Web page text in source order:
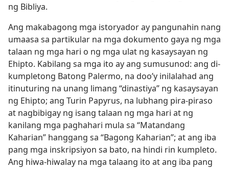
ng Bibliya.
Ang makabagong mga istoryador ay pangunahin nang
umaasa sa partikular na mga dokumento gaya ng mga
talaan ng mga hari o ng mga ulat ng kasaysayan ng
Ehipto. Kabilang sa mga ito ay ang sumusunod: ang di-
kumpletong Batong Palermo, na doo’y inilalahad ang
itinuturing na unang limang “dinastiya” ng kasaysayan
ng Ehipto; ang Turin Papyrus, na lubhang pira-piraso
at nagbibigay ng isang talaan ng mga hari at ng
kanilang mga paghahari mula sa “Matandang
Kaharian” hanggang sa “Bagong Kaharian”; at ang iba
pang mga inskripsiyon sa bato, na hindi rin kumpleto.
Ang hiwa-hiwalay na mga talaang ito at ang iba pang